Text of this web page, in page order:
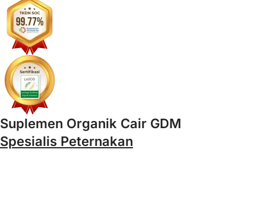
Suplemen Organik Cair GDM
Spesialis Peternakan